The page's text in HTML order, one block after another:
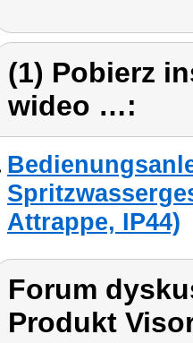
(1) Pobierz
wideo …:
Attrappe, IP44)
Forum
Produkt